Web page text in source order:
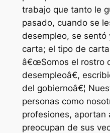
trabajo que tanto le
pasado, cuando se
desempleo, se sentó
carta; el tipo de
â€œSomos el rostro
desempleoâ€,
del gobiernoâ€¦
personas como
profesiones,
preocupan de sus